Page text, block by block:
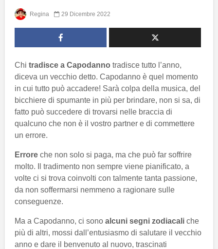
Regina 29 Dicembre 2022
Chi tradisce a Capodanno tradisce tutto l’anno,
diceva un vecchio detto. Capodanno è quel momento
in cui tutto può accadere! Sarà colpa della musica, del
bicchiere di spumante in più per brindare, non si sa, di
fatto può succedere di trovarsi nelle braccia di
qualcuno che non è il vostro partner e di commettere
un errore.
Errore che non solo si paga, ma che può far soffrire
molto. Il tradimento non sempre viene pianificato, a
volte ci si trova coinvolti con talmente tanta passione,
da non soffermarsi nemmeno a ragionare sulle
conseguenze.
Ma a Capodanno, ci sono alcuni segni zodiacali che
più di altri, mossi dall’entusiasmo di salutare il vecchio
anno e dare il benvenuto al nuovo, trascinati